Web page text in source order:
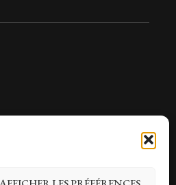
AFFICHER LES PRÉFÉRENCES